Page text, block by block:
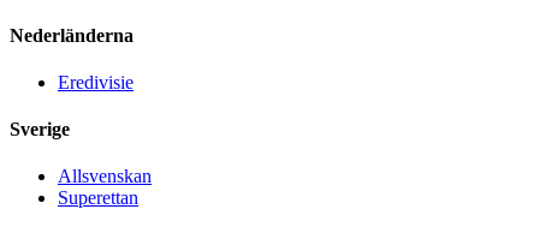
Nederländerna
Eredivisie
Sverige
Allsvenskan
Superettan